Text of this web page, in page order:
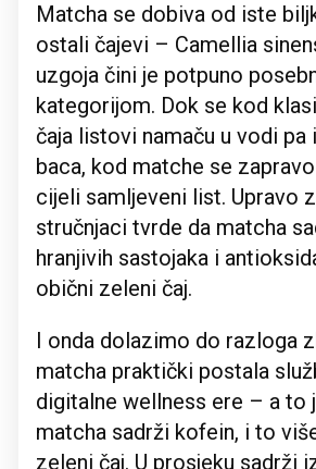
Matcha se dobiva od iste
ostali čajevi – Camellia
uzgoja čini je potpuno
kategorijom. Dok se kod
čaja listovi namaču u vodi pa
baca, kod matche se
cijeli samljeveni list. Upravo
stručnjaci tvrde da matcha
hranjivih sastojaka i
obični zeleni čaj.
I onda dolazimo do razloga
matcha praktički postala
digitalne wellness ere – a to
matcha sadrži kofein, i to
zeleni čaj. U prosjeku sadrži